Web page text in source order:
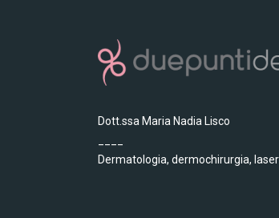
Dott.ssa Maria Nadia Lisco
Dermatologia, dermochirurgia,